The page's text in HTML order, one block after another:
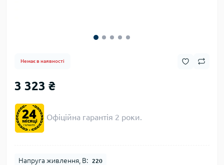
Немає в наявності
3 323 ₴
Офіційна гарантія 2 роки.
Напруга живлення, В: 220